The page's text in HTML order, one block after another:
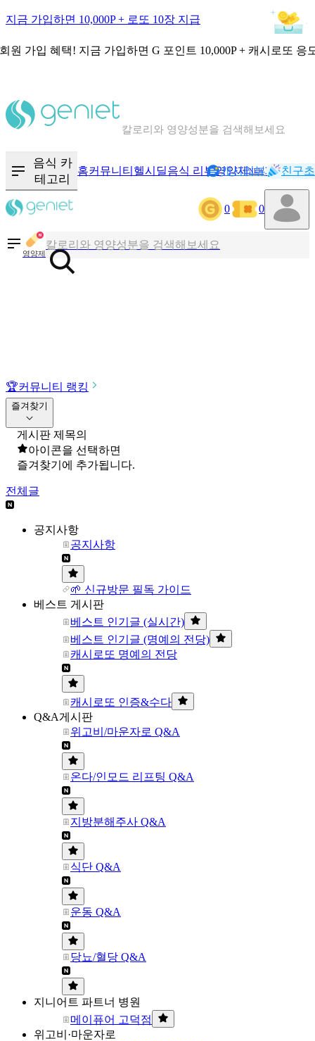
지금 가입하면 10,000P + 로또 10장 지급
원 가입 혜택! 지금 가입하면 G 포인트 10,000P + 캐시로또 응
혈당 · 다이어트 음식 검색해보세요
음식 카
테고리
홈커뮤니티 헬시딜음식 리뷰영양제NEW기록
캐시리뷰 친구
0 0
영양제
칼로리와 영양성분을 검색해보세요
혈당 · 다이어트 음식 검색해보세요
음식 · 영양제 리뷰를 찾아보세요
🏆커뮤니티 랭킹
즐겨찾기
게시판 제목의
아이콘을 선택하면
즐겨찾기에 추가됩니다.
전체글
공지사항
공지사항
🌱 신규방문 필독 가이드
베스트 게시판
베스트 인기글 (실시간)
베스트 인기글 (명예의 전당)
캐시로또 명예의 전당
캐시로또 인증&수다
Q&A게시판
위고비/마운자로 Q&A
온다/인모드 리프팅 Q&A
지방분해주사 Q&A
식단 Q&A
운동 Q&A
당뇨/혈당 Q&A
지니어트 파트너 병원
메이퓨어 고덕점
위고비·마운자로